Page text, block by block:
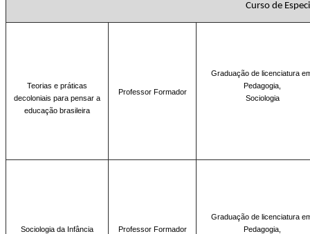
Curso de
Teorias e práticas
decoloniais para pensar a
educação brasileira
Professor Formador
Graduação de licenciatura
Pedagogia,
Sociologia
Sociologia da Infância Professor Formador
Graduação de licenciatura
Pedagogia,